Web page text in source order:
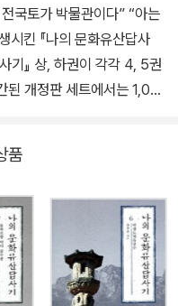
청장을 역임했고 현재 국립
《모두를 위한 한국미술
, 《명작순례》, 《국보순례》,
재 정선》, 《추사 김정희》,
시리즈, 《국토박물관 순례》
제18회 만해문학상(2
국토가 박물관이다” “아는
시킨 『나의 문화유산답사
기』 상, 하권이 각각 4, 5권
개정판 세트에서는 1,000
가 있는 부분은 바로잡았
일정표는 독자들이 실제 답
제공해준다. 생생하고 흥미
답사기』는 젊은시절 답사
추억을 떠올리게 해주고,
산에 대한 안목과 인문지식
품